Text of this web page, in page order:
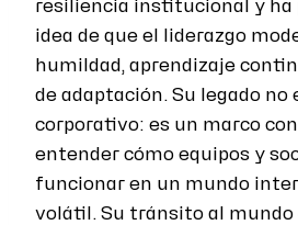
resiliencia institucional y ha
idea de que el liderazgo
humildad, aprendizaje
de adaptación. Su legado
corporativo: es un marco
entender cómo equipos y
funcionar en un mundo
volátil. Su tránsito al